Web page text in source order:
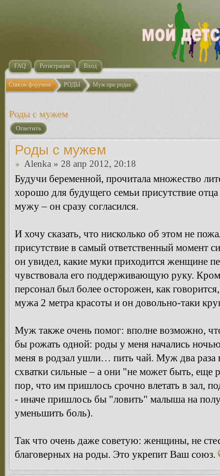
FAQ Регистрация Вход
Список форумов РОДЫ Муж при родах
Роды с мужем
Ответить
Роды с мужем
Alenka » 28 апр 2012, 20:18
Будучи беременной, прочитала множество
хорошо для будущего семьи присутствие
мужу – он сразу согласился.
И хочу сказать, что нисколько об этом не
присутствие в самый ответственный момент
он увидел, какие муки приходится женщине
чувствовала его поддерживающую руку.
персонал был более осторожен, как
мужа 2 метра красоты и он довольно-таки
Муж также очень помог: вполне возможно,
бы рожать одной: роды у меня начались
меня в родзал ушли… пить чай. Муж два раза
схватки сильные – а они "не может быть, еще
пор, что им пришлось срочно влетать в зал,
- иначе пришлось бы "ловить" малыша на
уменьшить боль).
Так что очень даже советую: женщины, не
благоверных на роды. Это укрепит Ваш союз.